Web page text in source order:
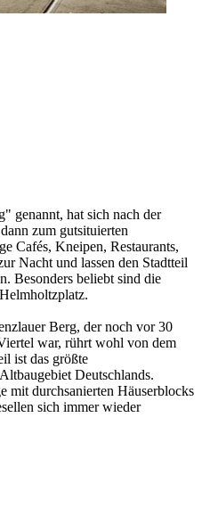
genannt, hat sich nach der
zum gutsituierten
Cafés, Kneipen, Restaurants,
Nacht und lassen den Stadtteil
Besonders beliebt sind die
Berg, der noch vor 30
war, rührt wohl von dem
ist das größte
Deutschlands.
mit durchsanierten Häuserblocks
sich immer wieder